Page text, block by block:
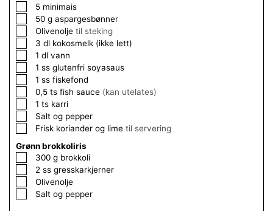
▢5 minimais
▢50 g aspargesbønner
▢
Olivenolje til steking
▢3 dl kokosmelk (ikke lett)
▢
1 dl vann
▢
1 ss glutenfri soyasaus
▢
1 ss fiskefond
▢
0,5 ts fish sauce (kan utelates)
▢
1 ts karri
▢Salt og pepper
▢Frisk koriander og lime til servering
Grønn brokkoliris
▢300 g brokkoli
▢2 ss gresskarkjerner
▢
Olivenolje
▢Salt og pepper